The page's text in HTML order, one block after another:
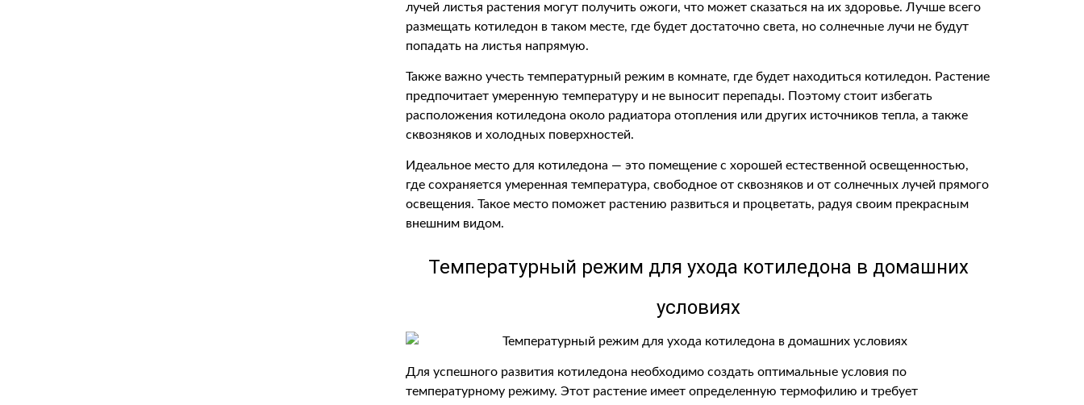
лучей листья растения могут получить ожоги, что может сказаться на их здоровье. Лучше всего
размещать котиледон в таком месте, где будет достаточно света, но солнечные лучи не будут
попадать на листья напрямую.
Также важно учесть температурный режим в комнате, где будет находиться котиледон. Растение
предпочитает умеренную температуру и не выносит перепады. Поэтому стоит избегать
расположения котиледона около радиатора отопления или других источников тепла, а также
сквозняков и холодных поверхностей.
Идеальное место для котиледона — это помещение с хорошей естественной освещенностью,
где сохраняется умеренная температура, свободное от сквозняков и от солнечных лучей прямого
освещения. Такое место поможет растению развиться и процветать, радуя своим прекрасным
внешним видом.
Температурный режим для ухода котиледона в домашних
условиях
Для успешного развития котиледона необходимо создать оптимальные условия по
температурному режиму. Этот растение имеет определенную термофилию и требует